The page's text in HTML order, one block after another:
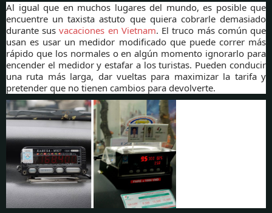
Al igual que en muchos lugares del mundo, es posible que
encuentre un taxista astuto que quiera cobrarle demasiado
durante susvacaciones en Vietnam. El truco más común que
usan es usar un medidor modificado que puede correr más
rápido que los normales o en algún momento ignorarlo para
encender el medidor y estafar a los turistas. Pueden conducir
una ruta más larga, dar vueltas para maximizar la tarifa y
pretender que no tienen cambios para devolverte.